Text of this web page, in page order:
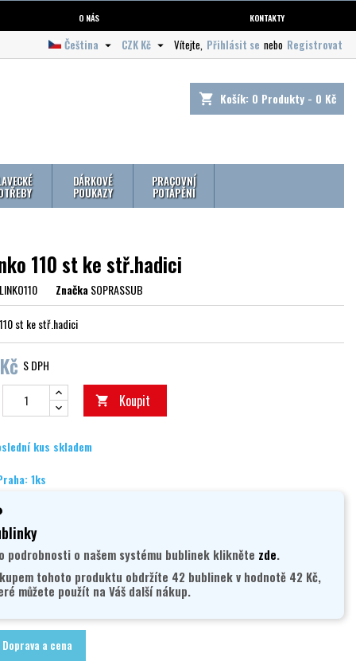
O NÁS KONTAKTY
Vítejte, Přihlásit se nebo Registrovat
CZK Kč 
Čeština 
shopping_cart Košík: 0 Produkty - 0 Kč
DÁRKOVÉ
POUKAZY
PRACOVNÍ
POTÁPĚNÍ
110 st ke stř.hadici
ZnačkaSOPRASSUB
st ke stř.hadici
S DPH
 Koupit
kus skladem
1ks
podrobnosti o našem systému bublinek klikněte zde.
tohoto produktu obdržíte 42 bublinek v hodnotě 42 Kč,
můžete použít na Váš další nákup.
Doprava a cena